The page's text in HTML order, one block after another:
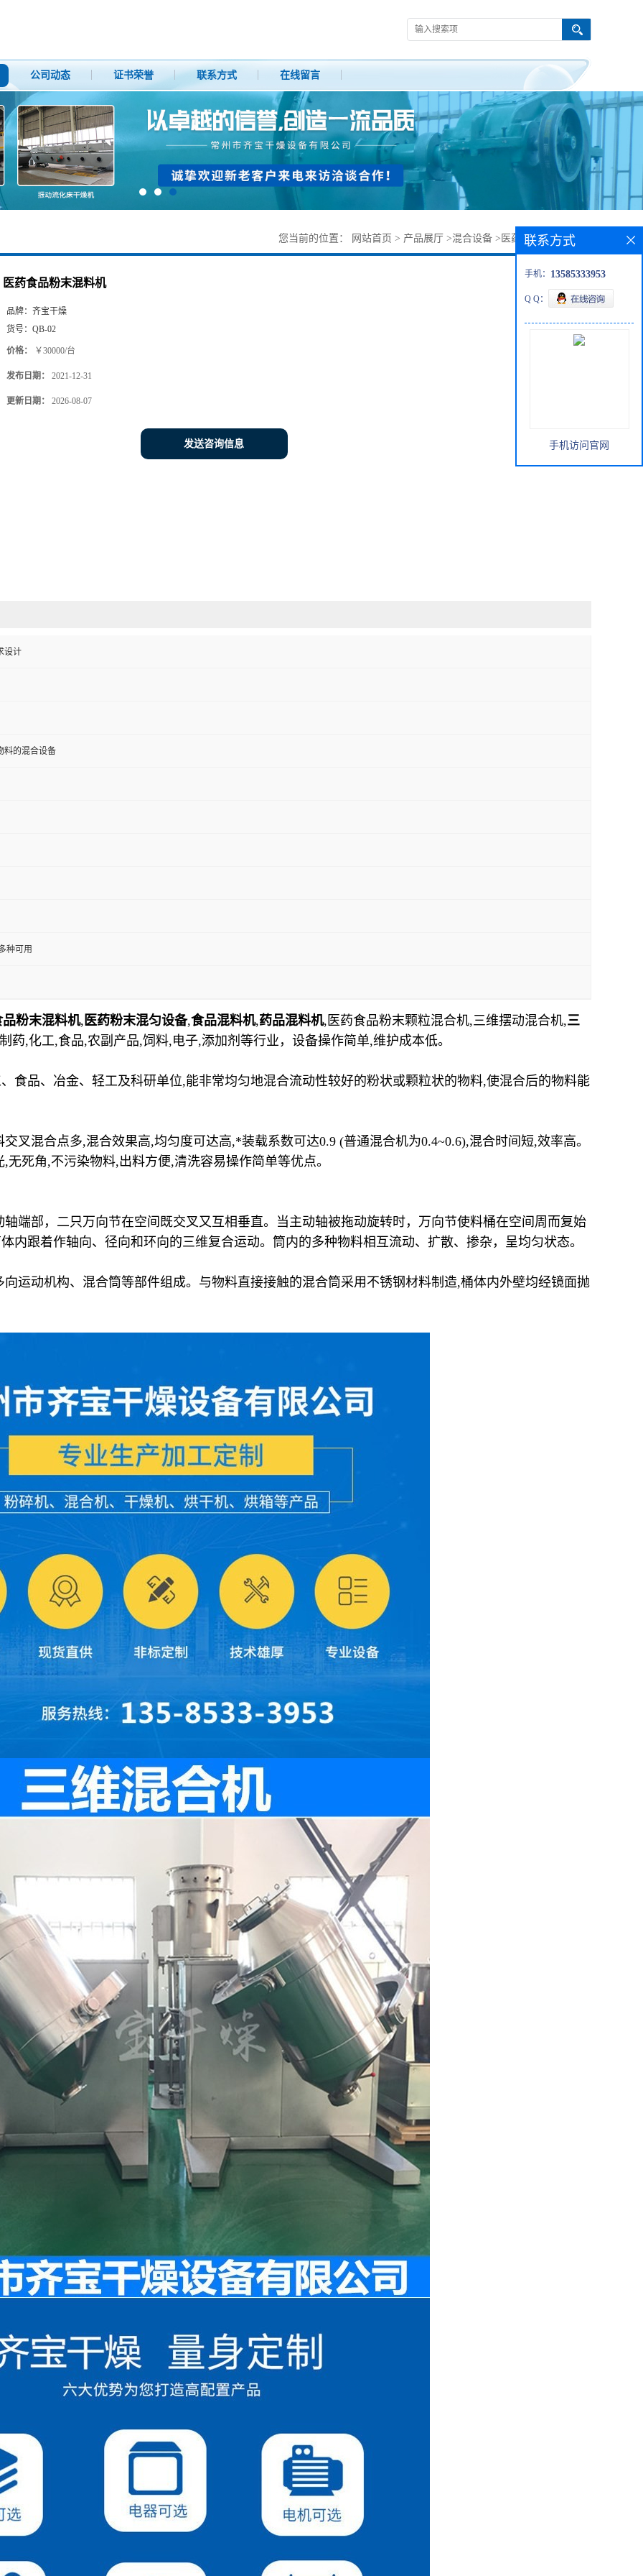
公司动态 证书荣誉 联系方式 在线留言
您当前的位置： 网站首页 > 产品展厅 >混合设备 > 医药食品粉末混料机
医药食品粉末混料机
品牌： 齐宝干燥
货号： QB-02
价格： ￥30000/台
发布日期： 2021-12-31
更新日期： 2026-08-07
发送咨询信息
设计
料的混合设备
种可用
粉末混料机, 医药粉末混匀设备,食品混料机,药品混料机,医药食品粉末颗粒混合机,三维摆动混合机,三
药,化工,食品,农副产品,饲料,电子,添加剂等行业，设备操作简单,维护成本低。
食品、冶金、轻工及科研单位,能非常均匀地混合流动性较好的粉状或颗粒状的物料,使混合后的物料能
叉混合点多,混合效果高,均匀度可达高,*装载系数可达0.9 (普通混合机为0.4~0.6),混合时间短,效率高。
死角,不污染物料,出料方便,清洗容易操作简单等优点。
端部，二只万向节在空间既交叉又互相垂直。当主动轴被拖动旋转时，万向节使料桶在空间周而复始
内跟着作轴向、径向和环向的三维复合运动。筒内的多种物料相互流动、扩散、掺杂，呈均匀状态。
运动机构、混合筒等部件组成。与物料直接接触的混合筒采用不锈钢材料制造,桶体内外壁均经镜面抛
联系方式
手机： 13585333953
Q Q：
手机访问官网